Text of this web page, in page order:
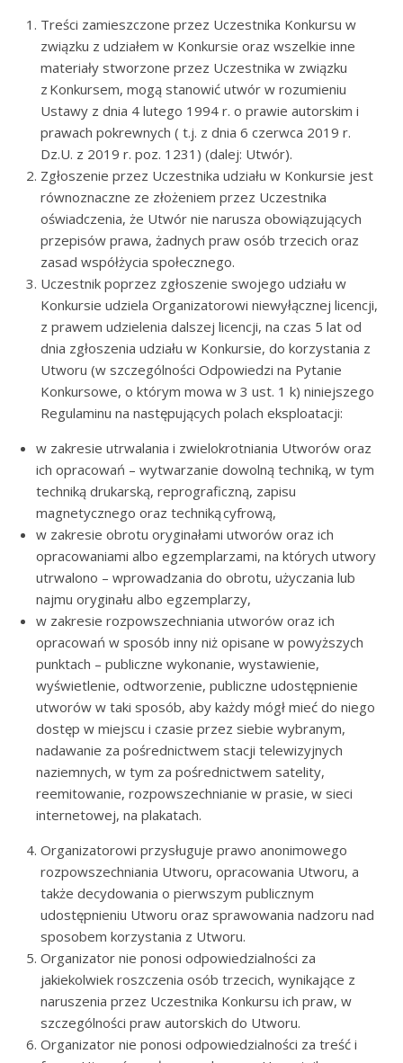
Treści zamieszczone przez Uczestnika Konkursu w
związku z udziałem w Konkursie oraz wszelkie inne
materiały stworzone przez Uczestnika w związku
z Konkursem, mogą stanowić utwór w rozumieniu
Ustawy z dnia 4 lutego 1994 r. o prawie autorskim i
prawach pokrewnych ( t.j. z dnia 6 czerwca 2019 r.
Dz.U. z 2019 r. poz. 1231) (dalej: Utwór).
Zgłoszenie przez Uczestnika udziału w Konkursie jest
równoznaczne ze złożeniem przez Uczestnika
oświadczenia, że Utwór nie narusza obowiązujących
przepisów prawa, żadnych praw osób trzecich oraz
zasad współżycia społecznego.
Uczestnik poprzez zgłoszenie swojego udziału w
Konkursie udziela Organizatorowi niewyłącznej licencji,
z prawem udzielenia dalszej licencji, na czas 5 lat od
dnia zgłoszenia udziału w Konkursie, do korzystania z
Utworu (w szczególności Odpowiedzi na Pytanie
Konkursowe, o którym mowa w 3 ust. 1 k) niniejszego
Regulaminu na następujących polach eksploatacji:
w zakresie utrwalania i zwielokrotniania Utworów oraz
ich opracowań – wytwarzanie dowolną techniką, w tym
techniką drukarską, reprograficzną, zapisu
magnetycznego oraz techniką cyfrową,
w zakresie obrotu oryginałami utworów oraz ich
opracowaniami albo egzemplarzami, na których utwory
utrwalono – wprowadzania do obrotu, użyczania lub
najmu oryginału albo egzemplarzy,
w zakresie rozpowszechniania utworów oraz ich
opracowań w sposób inny niż opisane w powyższych
punktach – publiczne wykonanie, wystawienie,
wyświetlenie, odtworzenie, publiczne udostępnienie
utworów w taki sposób, aby każdy mógł mieć do niego
dostęp w miejscu i czasie przez siebie wybranym,
nadawanie za pośrednictwem stacji telewizyjnych
naziemnych, w tym za pośrednictwem satelity,
reemitowanie, rozpowszechnianie w prasie, w sieci
internetowej, na plakatach.
Organizatorowi przysługuje prawo anonimowego
rozpowszechniania Utworu, opracowania Utworu, a
także decydowania o pierwszym publicznym
udostępnieniu Utworu oraz sprawowania nadzoru nad
sposobem korzystania z Utworu.
Organizator nie ponosi odpowiedzialności za
jakiekolwiek roszczenia osób trzecich, wynikające z
naruszenia przez Uczestnika Konkursu ich praw, w
szczególności praw autorskich do Utworu.
Organizator nie ponosi odpowiedzialności za treść i